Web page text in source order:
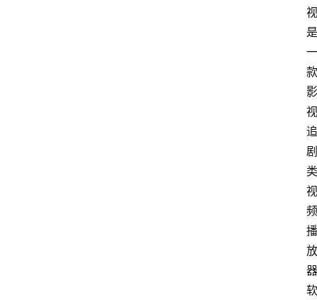
视
是
一
款
影
视
追
剧
类
视
频
播
放
器
软